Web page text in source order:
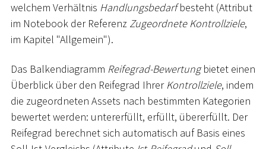
welchem Verhältnis Handlungsbedarfbesteht (Attribut
im Notebook der Referenz Zugeordnete Kontrollziele,
im Kapitel "Allgemein").
Das Balkendiagramm Reifegrad-Bewertungbietet einen
Überblick über den Reifegrad IhrerKontrollziele, indem
die zugeordneten Assets nach bestimmten Kategorien
bewertet werden: untererfüllt, erfüllt, übererfüllt. Der
Reifegrad berechnet sich automatisch auf Basis eines